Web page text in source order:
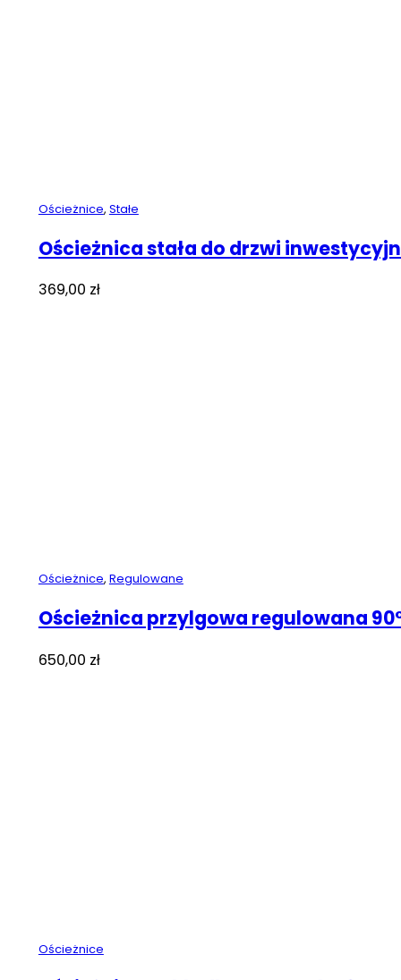
Ościeżnice, Stałe
Ościeżnica stała do drzwi
369,00 zł
Ościeżnice, Regulowane
Ościeżnica przylgowa regulowana
650,00 zł
Ościeżnice